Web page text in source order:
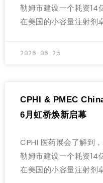
勒姆市建设一个耗资14
在美国的小容量注射剂
2026-06-25
CPHI & PMEC
6月虹桥焕新启幕
CPHI 医药展会了解到
勒姆市建设一个耗资14
在美国的小容量注射剂